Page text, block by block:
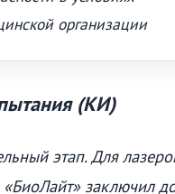
организации
(КИ)
этап. Для
заключил